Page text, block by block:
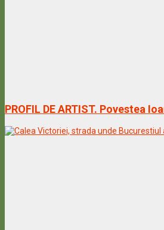
PROFIL DE ARTIST. Povestea